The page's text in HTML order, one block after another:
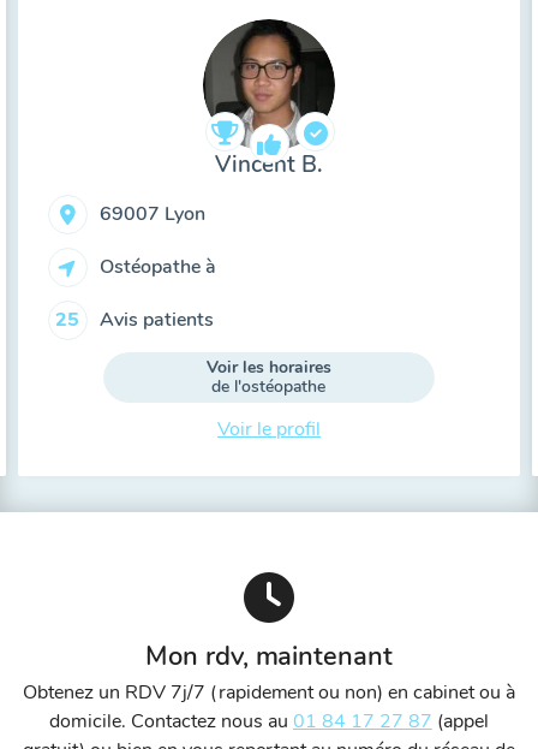
Vincent B.
69007 Lyon
Ostéopathe à
25 Avis patients
Voir les horaires
de l'ostéopathe
Voir le profil
Mon rdv, maintenant
Obtenez un RDV 7j/7 (rapidement ou non) en cabinet ou à
domicile. Contactez nous au 01 84 17 27 87 (appel